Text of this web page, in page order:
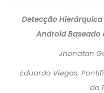
Detecção
Android Baseado
Jhonatan
Eduardo Viegas,
do